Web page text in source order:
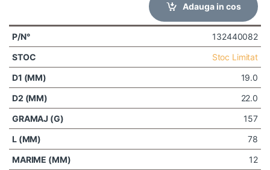
Adauga in cos
132440082
Stoc Limitat
19.0
22.0
157
78
12